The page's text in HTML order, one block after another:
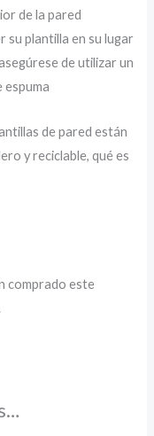
de la pared
su plantilla en su lugar
de utilizar un
espuma
de pared están
y reciclable, qué es
comprado este